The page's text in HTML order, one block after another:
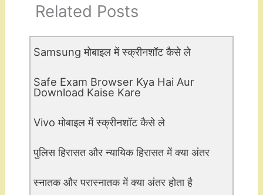
Related Posts
Samsung मोबाइल में स्क्रीनशॉट कैसे ले
Safe Exam Browser Kya Hai Aur
Download Kaise Kare
Vivo मोबाइल में स्क्रीनशॉट कैसे ले
पुलिस हिरासत और न्यायिक हिरासत में क्या अंतर
स्नातक और परास्नातक में क्या अंतर होता है